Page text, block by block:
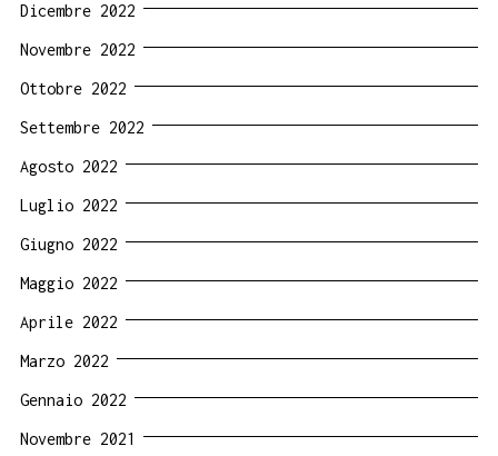
Dicembre 2022
Novembre 2022
Ottobre 2022
Settembre 2022
Agosto 2022
Luglio 2022
Giugno 2022
Maggio 2022
Aprile 2022
Marzo 2022
Gennaio 2022
Novembre 2021